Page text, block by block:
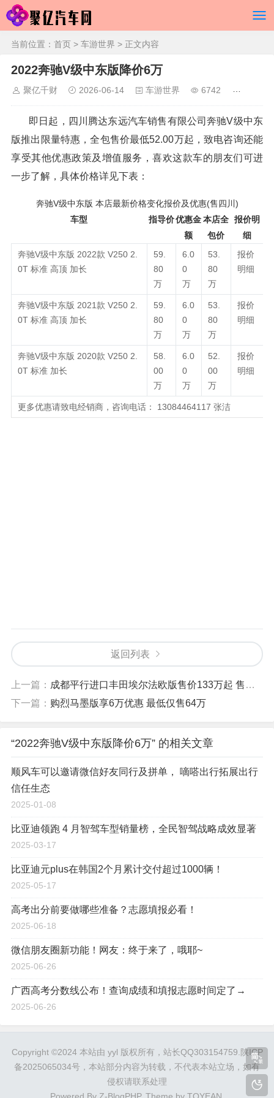
当前位置： 首页 > 车游世界 > 正文内容
2022奔驰V级中东版降价6万
聚亿千财 2026-06-14 车游世界 6742
即日起，四川腾达东远汽车销售有限公司奔驰V级中东
版推出限量特惠，全包售价最低52.00万起，致电咨询还能
享受其他优惠政策及增值服务，喜欢这款车的朋友们可进
一步了解，具体价格详见下表：
奔驰V级中东版 本店最新价格变化报价及优惠(售四川)
车型
指导价优惠金
额
本店全
包价
报价明
细
奔驰V级中东版 2022款 V250 2.
0T 标准 高顶 加长
59.
80
万
6.0
0
万
53.
80
万
报价
明细
奔驰V级中东版 2021款 V250 2.
0T 标准 高顶 加长
59.
80
万
6.0
0
万
53.
80
万
报价
明细
奔驰V级中东版 2020款 V250 2.
0T 标准 加长
58.
00
万
6.0
0
万
52.
00
万
报价
明细
更多优惠请致电经销商，咨询电话： 13084464117 张洁
返回列表
上一篇： 成都平行进口丰田埃尔法欧版售价133万起 售四川
下一篇： 购烈马墨版享6万优惠 最低仅售64万
“2022奔驰V级中东版降价6万” 的相关文章
顺风车可以邀请微信好友同行及拼单， 嘀嗒出行拓展出行
信任生态
2025-01-08
比亚迪领跑 4 月智驾车型销量榜，全民智驾战略成效显著​
2025-03-17
比亚迪元plus在韩国2个月累计交付超过1000辆！
2025-05-17
高考出分前要做哪些准备？志愿填报必看！
2025-06-18
微信朋友圈新功能！网友：终于来了，哦耶~
2025-06-26
广西高考分数线公布！查询成绩和填报志愿时间定了→
2025-06-26
Copyright ©2024 本站由 yyl 版权所有，站长QQ303154759.陕ICP
备2025065034号 ，本站部分内容为转载，不代表本站立场，如有
侵权请联系处理